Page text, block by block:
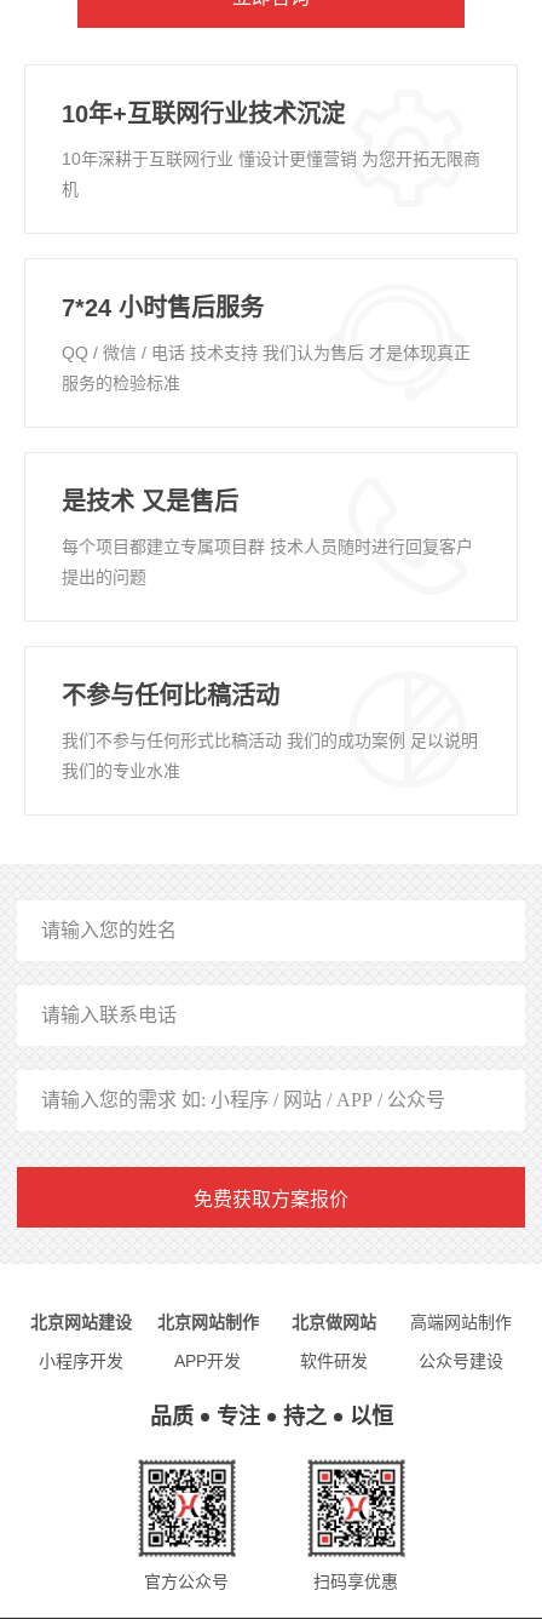
10年+互联网行业技术沉淀
10年深耕于互联网行业 懂设计更懂营销 为您开拓无限商
机
7*24 小时售后服务
QQ / 微信 / 电话 技术支持 我们认为售后 才是体现真正
服务的检验标准
是技术 又是售后
每个项目都建立专属项目群 技术人员随时进行回复客户
提出的问题
不参与任何比稿活动
我们不参与任何形式比稿活动 我们的成功案例 足以说明
我们的专业水准
免费获取方案报价
北京网站建设 北京网站制作 北京做网站
高端网站制作
小程序开发
APP开发 软件研发 公众号建设
品质 专注 持之 以恒
官方公众号 扫码享优惠